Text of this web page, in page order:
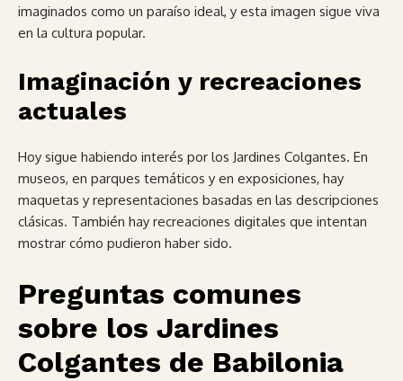
imaginados como un paraíso ideal, y esta imagen sigue viva
en la cultura popular.
Imaginación y recreaciones
actuales
Hoy sigue habiendo interés por los Jardines Colgantes. En
museos, en parques temáticos y en exposiciones, hay
maquetas y representaciones basadas en las descripciones
clásicas. También hay recreaciones digitales que intentan
mostrar cómo pudieron haber sido.
Preguntas comunes
sobre los Jardines
Colgantes de Babilonia